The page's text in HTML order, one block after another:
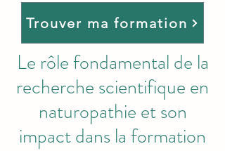
Trouver ma formation
Le rôle fondamental de la
recherche scientifique en
naturopathie et son
impact dans la formation